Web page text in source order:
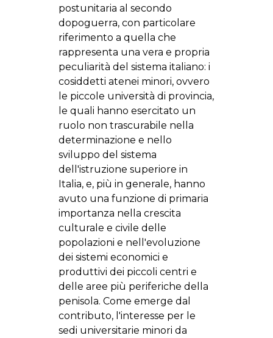
postunitaria al secondo
dopoguerra, con particolare
riferimento a quella che
rappresenta una vera e propria
peculiarità del sistema italiano: i
cosiddetti atenei minori, ovvero
le piccole università di provincia,
le quali hanno esercitato un
ruolo non trascurabile nella
determinazione e nello
sviluppo del sistema
dell'istruzione superiore in
Italia, e, più in generale, hanno
avuto una funzione di primaria
importanza nella crescita
culturale e civile delle
popolazioni e nell'evoluzione
dei sistemi economici e
produttivi dei piccoli centri e
delle aree più periferiche della
penisola. Come emerge dal
contributo, l'interesse per le
sedi universitarie minori da